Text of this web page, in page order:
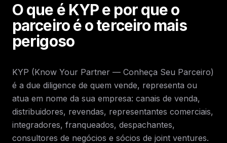
O que é KYP e por que o
parceiro é o terceiro mais
perigoso
KYP (Know Your Partner — Conheça Seu Parceiro)
é a due diligence de quem vende, representa ou
atua em nome da sua empresa: canais de venda,
distribuidores, revendas, representantes comerciais,
integradores, franqueados, despachantes,
consultores de negócios e sócios de joint ventures.